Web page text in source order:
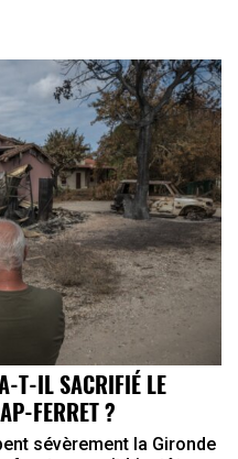
T-IL SACRIFIÉ LE
FERRET ?
sévèrement la Gironde